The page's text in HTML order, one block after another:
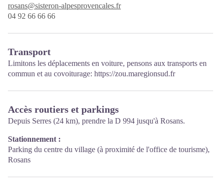
rosans@sisteron-alpesprovencales.fr
04 92 66 66 66
Transport
Limitons les déplacements en voiture, pensons aux transports en
commun et au covoiturage: https://zou.maregionsud.fr
Accès routiers et parkings
Depuis Serres (24 km), prendre la D 994 jusqu'à Rosans.
Stationnement :
Parking du centre du village (à proximité de l'office de tourisme),
Rosans